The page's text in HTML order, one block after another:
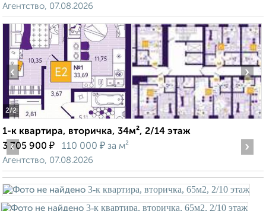
Агентство, 07.08.2026
2/2
‹ ›
1-к квартира, вторичка, 34м², 2/14 этаж
3 705 900 ₽ 110 000 ₽ за м²
Агентство, 07.08.2026
‹ ›